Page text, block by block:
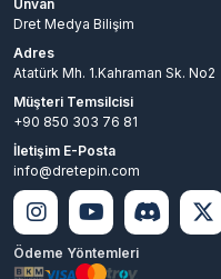
Unvan
Dret Medya Bilişim
Adres
Atatürk Mh. 1.Kahraman Sk. No2
Müşteri Temsilcisi
+90 850 303 76 81
İletişim E-Posta
info@dretepin.com
Ödeme Yöntemleri